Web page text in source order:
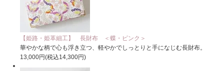
【姫路・姫革細工】 長財布 ＜蝶・ピンク＞
華やかな柄で心も浮き立つ、軽やかでしっとりと手になじむ長財布。
13,000円(税込14,300円)